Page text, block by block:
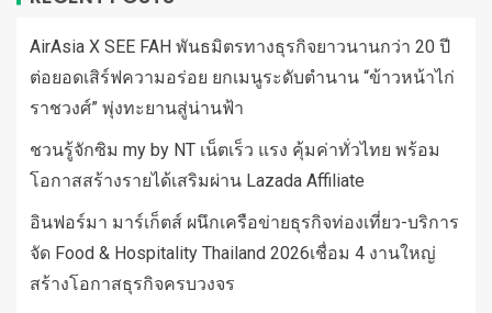
AirAsia X SEE FAH พันธมิตรทางธุรกิจยาวนานกว่า 20 ปี
ต่อยอดเสิร์ฟความอร่อย ยกเมนูระดับตำนาน “ข้าวหน้าไก่
ราชวงศ์” พุ่งทะยานสู่น่านฟ้า
ชวนรู้จักซิม my by NT เน็ตเร็ว แรง คุ้มค่าทั่วไทย พร้อม
โอกาสสร้างรายได้เสริมผ่าน Lazada Affiliate
อินฟอร์มา มาร์เก็ตส์ ผนึกเครือข่ายธุรกิจท่องเที่ยว-บริการ
จัด Food & Hospitality Thailand 2026เชื่อม 4 งานใหญ่
สร้างโอกาสธุรกิจครบวงจร